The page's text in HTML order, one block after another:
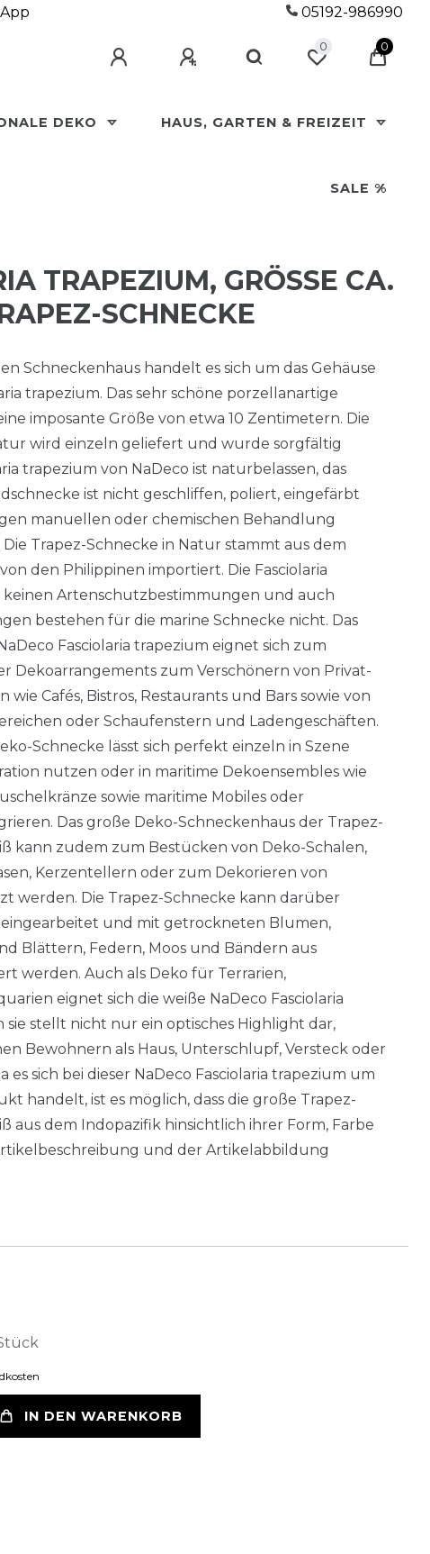
05192-986990
0 0
DEKO HAUS, GARTEN & FREIZEIT
SALE %
TRAPEZIUM, GRÖSSE CA. 1
SCHNECKE
Schneckenhaus handelt es sich um das Gehäuse
trapezium. Das sehr schöne porzellanartige
imposante Größe von etwa 10 Zentimetern. Die
wird einzeln geliefert und wurde sorgfältig
trapezium von NaDeco ist naturbelassen, das
ist nicht geschliffen, poliert, eingefärbt
manuellen oder chemischen Behandlung
Trapez-Schnecke in Natur stammt aus dem
den Philippinen importiert. Die Fasciolaria
Artenschutzbestimmungen und auch
bestehen für die marine Schnecke nicht. Das
Fasciolaria trapezium eignet sich zum
Dekoarrangements zum Verschönern von Privat-
wie Cafés, Bistros, Restaurants und Bars sowie von
oder Schaufenstern und Ladengeschäften.
Schnecke lässt sich perfekt einzeln in Szene
nutzen oder in maritime Dekoensembles wie
sowie maritime Mobiles oder
Das große Deko-Schneckenhaus der Trapez-
kann zudem zum Bestücken von Deko-Schalen,
Kerzentellern oder zum Dekorieren von
werden. Die Trapez-Schnecke kann darüber
eingearbeitet und mit getrockneten Blumen,
Blättern, Federn, Moos und Bändern aus
werden. Auch als Deko für Terrarien,
eignet sich die weiße NaDeco Fasciolaria
sie stellt nicht nur ein optisches Highlight dar,
Bewohnern als Haus, Unterschlupf, Versteck oder
es sich bei dieser NaDeco Fasciolaria trapezium um
handelt, ist es möglich, dass die große Trapez-
aus dem Indopazifik hinsichtlich ihrer Form, Farbe
und der Artikelabbildung
IN DEN WARENKORB